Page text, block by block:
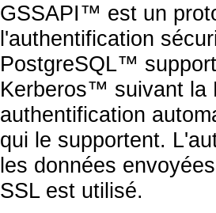
GSSAPI™ est un
l'authentification
PostgreSQL™
Kerberos™ suivant la
authentification
qui le supportent.
les données
SSLest utilisé.